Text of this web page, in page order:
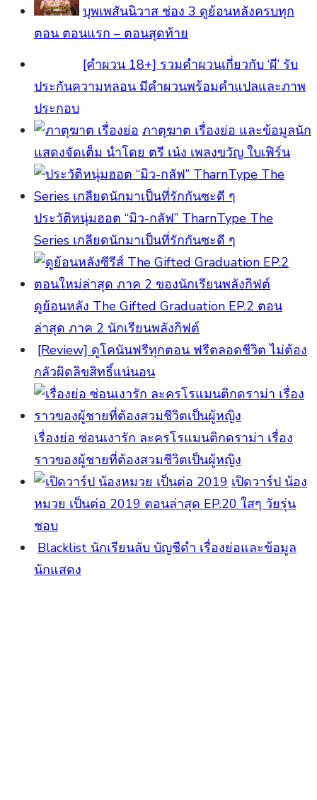
บุพเพสันนิวาส ช่อง 3 ดูย้อนหลังครบทุก
ตอน ตอนแรก – ตอนสุดท้าย
[คําผวน 18+] รวมคำผวนเกี่ยวกับ ‘ผี’ รับ
ประกันความหลอน มีคำผวนพร้อมคำแปลและภาพ
ประกอบ
ภาตุฆาต เรื่องย่อ และข้อมูลนัก
แสดงจัดเต็ม นำโดย ตรี เน๋ง เพลงขวัญ ใบเฟิร์น
ประวัติหนุ่มฮอต “มิว-กลัฟ” TharnType The
Series เกลียดนักมาเป็นที่รักกันซะดี ๆ
ดูย้อนหลัง The Gifted Graduation EP.2 ตอน
ล่าสุด ภาค 2 นักเรียนพลังกิฟต์
[Review] ดูโคนันฟรีทุกตอน ฟรีตลอดชีวิต ไม่ต้อง
กลัวผิดลิขสิทธิ์แน่นอน
เรื่องย่อ ซ่อนเงารัก ละครโรแมนติกดราม่า เรื่อง
ราวของผู้ชายที่ต้องสวมชีวิตเป็นผู้หญิง
เปิดวาร์ป น้อง
หมวย เป็นต่อ 2019 ตอนล่าสุด EP.20 ใสๆ วัยรุ่น
ชอบ
Blacklist นักเรียนลับ บัญชีดำ เรื่องย่อและข้อมูล
นักแสดง